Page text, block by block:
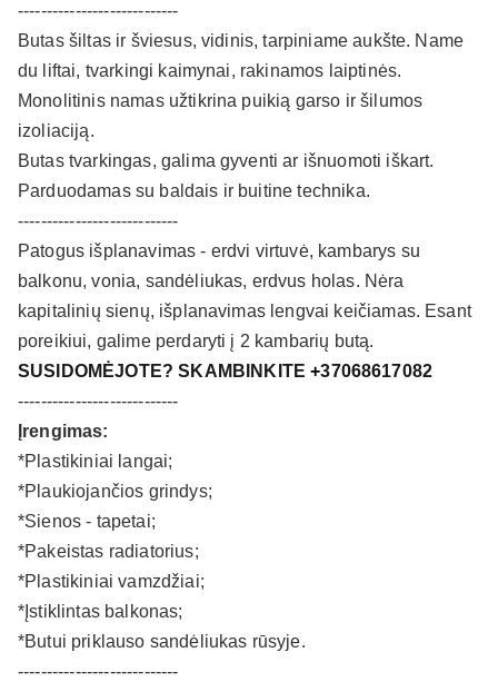
----------------------------
Butas šiltas ir šviesus, vidinis, tarpiniame aukšte. Name
du liftai, tvarkingi kaimynai, rakinamos laiptinės.
Monolitinis namas užtikrina puikią garso ir šilumos
izoliaciją.
Butas tvarkingas, galima gyventi ar išnuomoti iškart.
Parduodamas su baldais ir buitine technika.
----------------------------
Patogus išplanavimas - erdvi virtuvė, kambarys su
balkonu, vonia, sandėliukas, erdvus holas. Nėra
kapitalinių sienų, išplanavimas lengvai keičiamas. Esant
poreikiui, galime perdaryti į 2 kambarių butą.
SUSIDOMĖJOTE? SKAMBINKITE+37068617082
----------------------------
Įrengimas:
*Plastikiniai langai;
*Plaukiojančios grindys;
*Sienos - tapetai;
*Pakeistas radiatorius;
*Plastikiniai vamzdžiai;
*Įstiklintas balkonas;
*Butui priklauso sandėliukas rūsyje.
----------------------------